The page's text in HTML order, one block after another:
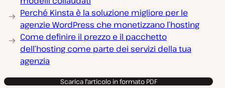
Perché Kinsta è la soluzione migliore per le
agenzie WordPress che monetizzano l’hosting
Come definire il prezzo e il pacchetto
dell’hosting come parte dei servizi della tua
agenzia
Scarica l'articolo in formato PDF